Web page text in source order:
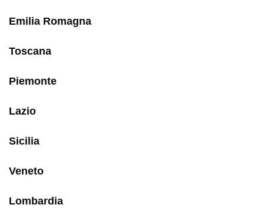
Emilia Romagna
Toscana
Piemonte
Lazio
Sicilia
Veneto
Lombardia